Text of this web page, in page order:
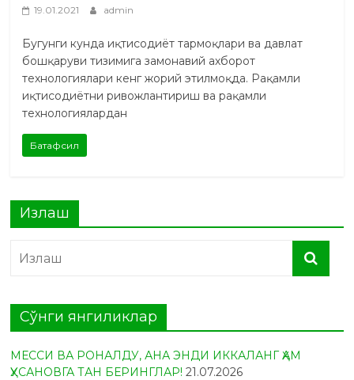
19.01.2021 admin
Бугунги кунда иқтисодиёт тармоқлари ва давлат
бошқаруви тизимига замонавий ахборот
технологиялари кенг жорий этилмоқда. Рақамли
иқтисодиётни ривожлантириш ва рақамли
технологиялардан
Батафсил
Излаш
Сўнги янгиликлар
МЕССИ ВА РОНАЛДУ, АНА ЭНДИ ИККАЛАНГ ҲАМ
ҲУСАНОВГА ТАН БЕРИНГЛАР! 21.07.2026